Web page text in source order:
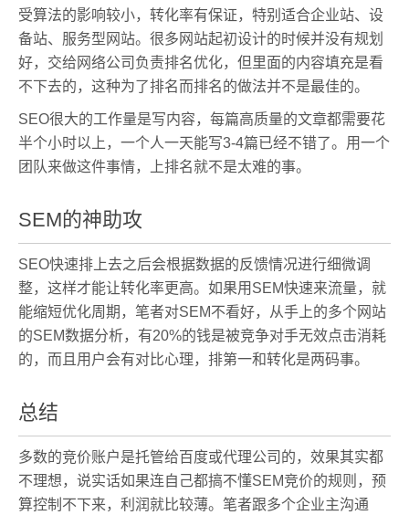
受算法的影响较小，转化率有保证，特别适合企业站、设
备站、服务型网站。很多网站起初设计的时候并没有规划
好，交给网络公司负责排名优化，但里面的内容填充是看
不下去的，这种为了排名而排名的做法并不是最佳的。
SEO很大的工作量是写内容，每篇高质量的文章都需要花
半个小时以上，一个人一天能写3-4篇已经不错了。用一个
团队来做这件事情，上排名就不是太难的事。
SEM的神助攻
SEO快速排上去之后会根据数据的反馈情况进行细微调
整，这样才能让转化率更高。如果用SEM快速来流量，就
能缩短优化周期，笔者对SEM不看好，从手上的多个网站
的SEM数据分析，有20%的钱是被竞争对手无效点击消耗
的，而且用户会有对比心理，排第一和转化是两码事。
总结
多数的竞价账户是托管给百度或代理公司的，效果其实都
不理想，说实话如果连自己都搞不懂SEM竞价的规则，预
算控制不下来，利润就比较薄。笔者跟多个企业主沟通